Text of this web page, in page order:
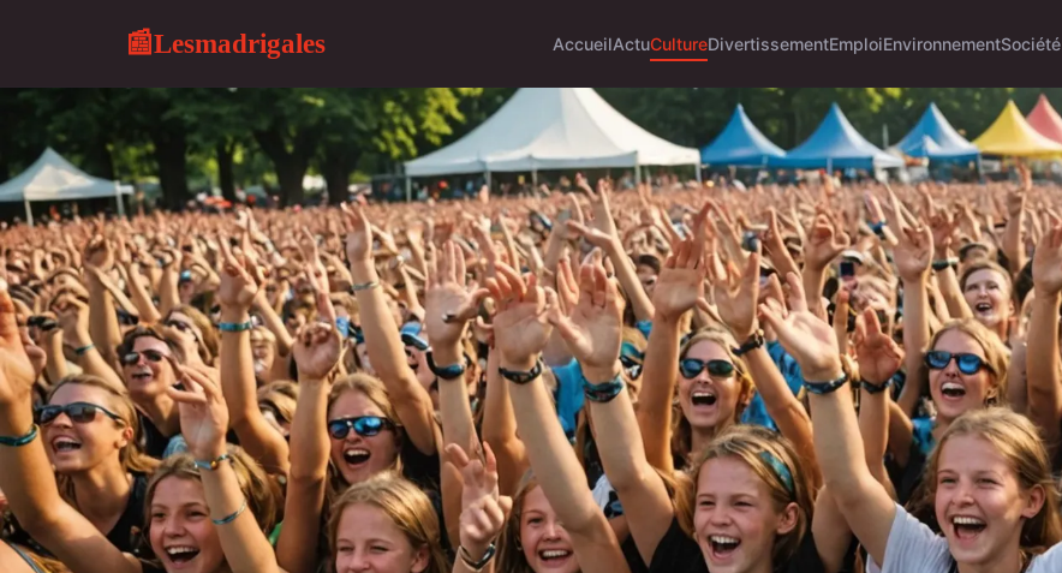
📰Lesmadrigales AccueilActuCultureDivertissementEmploiEnvironnementSociété